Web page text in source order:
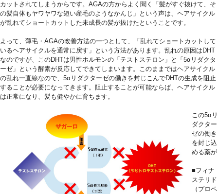
カットされてしまうからです。AGAの方からよく聞く「髪がすぐ抜けて、そ
の髪自体もヤワヤワな短い産毛のようなかんじ」という声は、ヘアサイクル
が乱れてショートカットした未成長の髪が抜けたということです。
よって、薄毛・AGAの改善方法の一つとして、「乱れてショートカットして
いるヘアサイクルを通常に戻す」という方法があります。乱れの原因はDHT
なのですが、このDHTは男性ホルモンの「テストステロン」と「5αリダクタ
ーゼ」という酵素が反応してできてしまいます。このままではヘアサイクル
の乱れ一直線なので、5αリダクターゼの働きを封じこんでDHTの生成を阻止
することが必要になってきます。阻止することが可能ならば、ヘアサイクル
は正常になり、髪も健やかに育ちます。
この5αリ
ダクター
ゼの働き
を封じ込
める薬が
■フィナ
ステリド
（プロペ